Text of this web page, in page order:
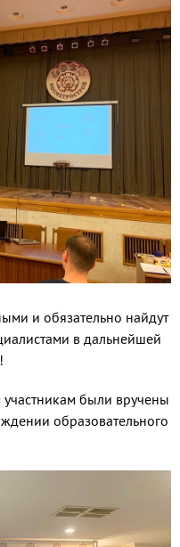
и обязательно найдут
в дальнейшей
были вручены
образовательного